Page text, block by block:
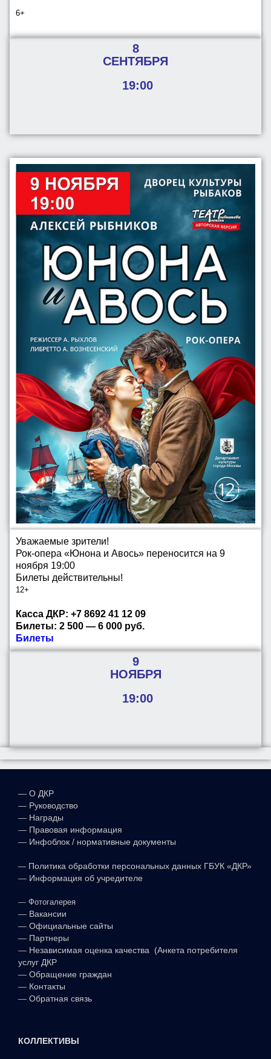
6+
8
СЕНТЯБРЯ
19:00
Уважаемые зрители!
Рок-опера «Юнона и Авось» переносится на 9
ноября 19:00
Билеты действительны!
12+
Касса ДКР: +7 8692 41 12 09
Билеты: 2 500 — 6 000 руб.
Билеты
9
НОЯБРЯ
19:00
— О ДКР
— Руководство
— Награды
— Правовая информация
— Инфоблок / нормативные документы
— Политика обработки персональных данных ГБУК «ДКР»
— Информация об учредителе
— Фотогалерея
— Вакансии
— Официальные сайты
— Партнеры
— Независимая оценка качества (Анкета потребителя
услуг ДКР
— Обращение граждан
— Контакты
— Обратная связь
КОЛЛЕКТИВЫ